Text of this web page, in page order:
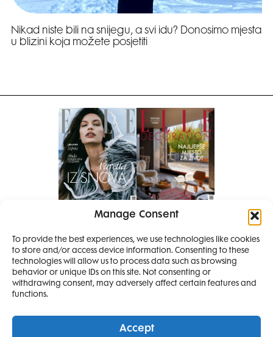
Manage Consent
To provide the best experiences, we use technologies like cookies
to store and/or access device information. Consenting to these
technologies will allow us to process data such as browsing
behavior or unique IDs on this site. Not consenting or
withdrawing consent, may adversely affect certain features and
functions.
Accept
Nikad niste bili na snijegu, a svi idu? Donosimo mjesta
u blizini koja možete posjetiti
Pretplati se na časopis
PRETPLATITE SE
SMANJI
4 IZDANJA
I 2 IZDANJA ELLE